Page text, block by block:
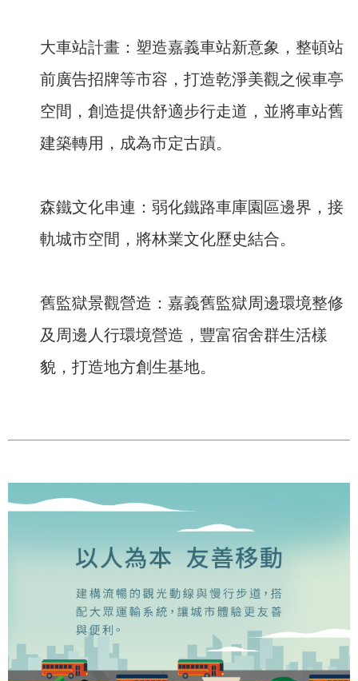
大車站計畫：塑造嘉義車站新意象，整頓站
前廣告招牌等市容，打造乾淨美觀之候車亭
空間，創造提供舒適步行走道，並將車站舊
建築轉用，成為市定古蹟。
森鐵文化串連：弱化鐵路車庫園區邊界，接
軌城市空間，將林業文化歷史結合。
舊監獄景觀營造：嘉義舊監獄周邊環境整修
及周邊人行環境營造，豐富宿舍群生活樣
貌，打造地方創生基地。